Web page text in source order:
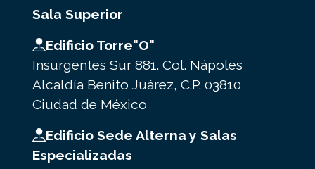
Sala Superior
Edificio Torre"O"
Insurgentes Sur 881. Col. Nápoles
Alcaldía Benito Juárez, C.P. 03810
Ciudad de México
Edificio Sede Alterna y Salas
Especializadas